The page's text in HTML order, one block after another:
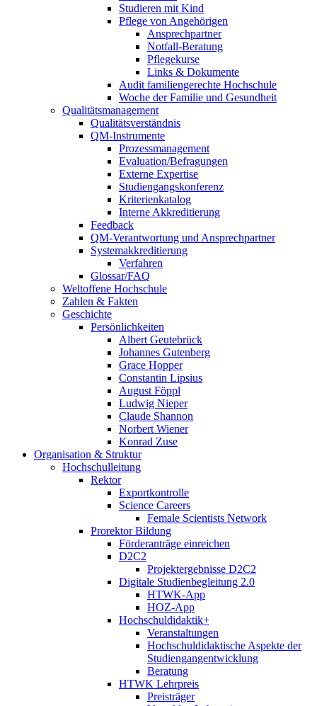
Studieren mit Kind
Pflege von Angehörigen
Ansprechpartner
Notfall-Beratung
Pflegekurse
Links & Dokumente
Audit familiengerechte Hochschule
Woche der Familie und Gesundheit
Qualitätsmanagement
Qualitätsverständnis
QM-Instrumente
Prozessmanagement
Evaluation/Befragungen
Externe Expertise
Studiengangskonferenz
Kriterienkatalog
Interne Akkreditierung
Feedback
QM-Verantwortung und Ansprechpartner
Systemakkreditierung
Verfahren
Glossar/FAQ
Weltoffene Hochschule
Zahlen & Fakten
Geschichte
Persönlichkeiten
Albert Geutebrück
Johannes Gutenberg
Grace Hopper
Constantin Lipsius
August Föppl
Ludwig Nieper
Claude Shannon
Norbert Wiener
Konrad Zuse
Organisation & Struktur
Hochschulleitung
Rektor
Exportkontrolle
Science Careers
Female Scientists Network
Prorektor Bildung
Förderanträge einreichen
D2C2
Projektergebnisse D2C2
Digitale Studienbegleitung 2.0
HTWK-App
HOZ-App
Hochschuldidaktik+
Veranstaltungen
Hochschuldidaktische Aspekte der
Studiengangentwicklung
Beratung
HTWK Lehrpreis
Preisträger